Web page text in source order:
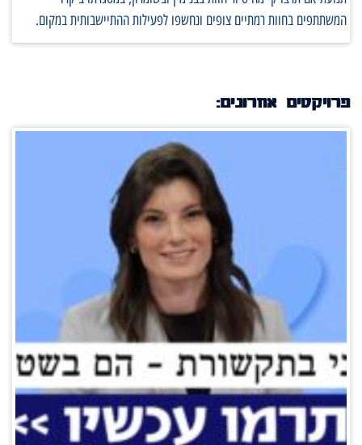
המשתתפים בחוות רמתיים צופים ונחשפו לפעילות ההתיישבותית במקום.
פרויקטים אחרונים: